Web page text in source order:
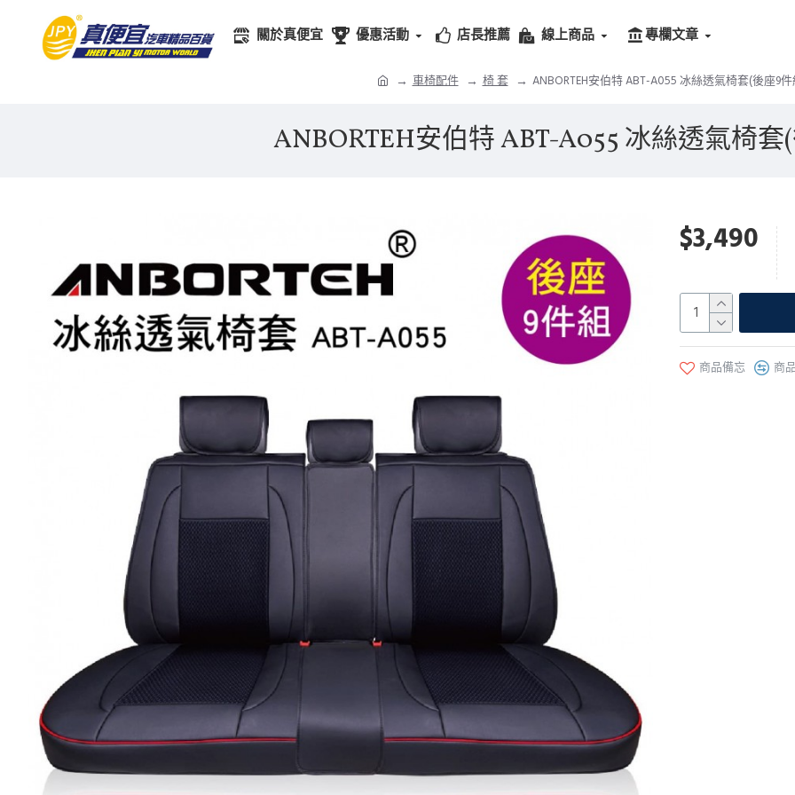
關於真便宜 優惠活動 店長推薦 線上商品 專欄文章
車椅配件 椅 套 ANBORTEH安伯特 ABT-A055 冰絲透氣椅套(後座9件
ANBORTEH安伯特 ABT-A055 冰絲透氣椅套
$3,490
商品備忘 商